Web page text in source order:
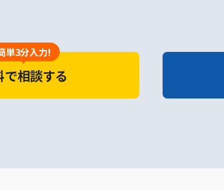
単3分入力!
で相談する